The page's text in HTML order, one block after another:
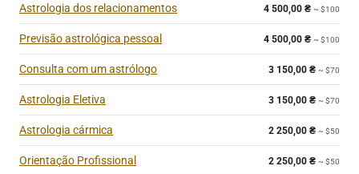
Astrologia dos relacionamentos 4 500,00 ₴ ~ $100
Previsão astrológica pessoal 4 500,00 ₴ ~ $100
Consulta com um astrólogo 3 150,00 ₴ ~ $70
Astrologia Eletiva 3 150,00 ₴ ~ $70
Astrologia cármica 2 250,00 ₴ ~ $50
Orientação Profissional 2 250,00 ₴ ~ $50